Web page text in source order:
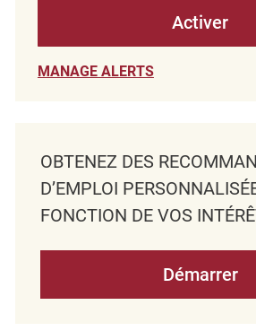
Activer
MANAGE ALERTS
OBTENEZ DES
D’EMPLOI
FONCTION DE VOS
Démarrer